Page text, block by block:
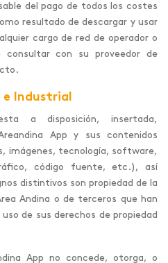
del pago de todos los costes
resultado de descargar y usar
cargo de red de operador o
consultar con su proveedor de
Industrial
a disposición, insertada,
App y sus contenidos
imágenes, tecnología, software,
código fuente, etc.), así
distintivos son propiedad de la
Andina o de terceros que han
de sus derechos de propiedad
App no concede, otorga, o